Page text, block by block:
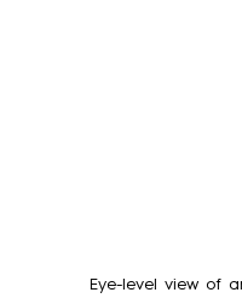
Eye-level view of